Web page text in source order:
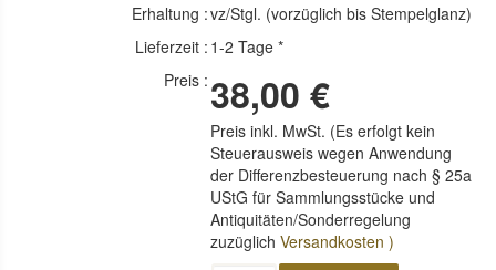
Erhaltung :vz/Stgl. (vorzüglich bis Stempelglanz)
Lieferzeit : 1-2 Tage *
Preis : 38,00 €
Preis inkl. MwSt. (Es erfolgt kein
Steuerausweis wegen Anwendung
der Differenzbesteuerung nach § 25a
UStG für Sammlungsstücke und
Antiquitäten/Sonderregelung
zuzüglichVersandkosten )